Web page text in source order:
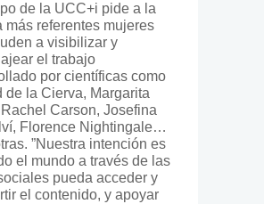
de la UCC+i pide a la
más referentes mujeres
a visibilizar y
el trabajo
por científicas como
de la Cierva, Margarita
Carson, Josefina
Florence Nightingale…
”Nuestra intención es
el mundo a través de las
pueda acceder y
el contenido, y apoyar